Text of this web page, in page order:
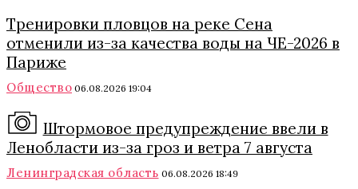
Тренировки пловцов на реке Сена
отменили из-за качества воды на ЧЕ-2026 в
Париже
Общество 06.08.2026 19:04
Штормовое предупреждение ввели в
Ленобласти из-за гроз и ветра 7 августа
Ленинградская область 06.08.2026 18:49